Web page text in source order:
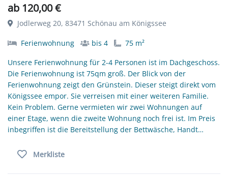
ab 120,00 €
Jodlerweg 20, 83471 Schönau am Königssee
Ferienwohnung bis 4
75 m²
Unsere Ferienwohnung für 2-4 Personen ist im Dachgeschoss.
Die Ferienwohnung ist 75qm groß. Der Blick von der
Ferienwohnung zeigt den Grünstein. Dieser steigt direkt vom
Königssee empor. Sie verreisen mit einer weiteren Familie.
Kein Problem. Gerne vermieten wir zwei Wohnungen auf
einer Etage, wenn die zweite Wohnung noch frei ist. Im Preis
inbegriffen ist die Bereitstellung der Bettwäsche, Handt…
Merkliste